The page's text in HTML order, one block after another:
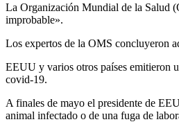
La Organización Mundial de la Salud
improbable».
Los expertos de la OMS concluyeron
EEUU y varios otros países emitieron
covid-19.
A finales de mayo el presidente de
animal infectado o de una fuga de